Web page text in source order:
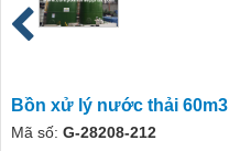
Bồn xử lý nước thải 60m3
Mã số: G-28208-212